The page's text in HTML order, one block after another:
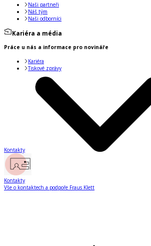
Naši partneři
Náš tým
Naši odborníci
Kariéra a média
Práce u nás a informace pro novináře
Kariéra
Tiskové zprávy
Kontakty
Kontakty
Vše o kontaktech a podpoře Fraus Klett